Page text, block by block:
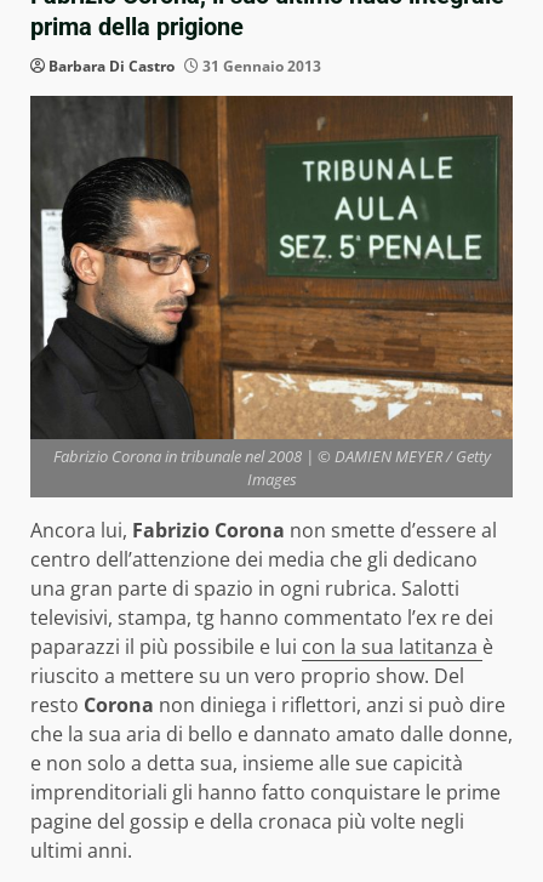
prima della prigione
Barbara Di Castro 31 Gennaio 2013
Fabrizio Corona in tribunale nel 2008 | © DAMIEN MEYER / Getty
Images
Ancora lui, Fabrizio Corona non smette d’essere al
centro dell’attenzione dei media che gli dedicano
una gran parte di spazio in ogni rubrica. Salotti
televisivi, stampa, tg hanno commentato l’ex re dei
paparazzi il più possibile e lui con la sua latitanza è
riuscito a mettere su un vero proprio show. Del
resto Corona non diniega i riflettori, anzi si può dire
che la sua aria di bello e dannato amato dalle donne,
e non solo a detta sua, insieme alle sue capicità
imprenditoriali gli hanno fatto conquistare le prime
pagine del gossip e della cronaca più volte negli
ultimi anni.